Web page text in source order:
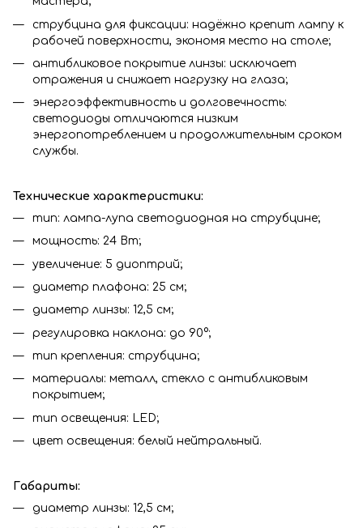
струбцина для фиксации: надёжно крепит лампу к
рабочей поверхности, экономя место на столе;
антибликовое покрытие линзы: исключает
отражения и снижает нагрузку на глаза;
энергоэффективность и долговечность:
светодиоды отличаются низким
энергопотреблением и продолжительным сроком
службы.
Технические характеристики:
тип: лампа-лупа светодиодная на струбцине;
мощность: 24 Вт;
увеличение: 5 диоптрий;
диаметр плафона: 25 см;
диаметр линзы: 12,5 см;
регулировка наклона: до 90°;
тип крепления: струбцина;
материалы: металл, стекло с антибликовым
покрытием;
тип освещения: LED;
цвет освещения: белый нейтральный.
Габариты:
диаметр линзы: 12,5 см;